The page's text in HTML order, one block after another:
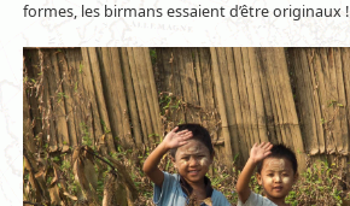
formes, les birmans essaient d’être originaux !